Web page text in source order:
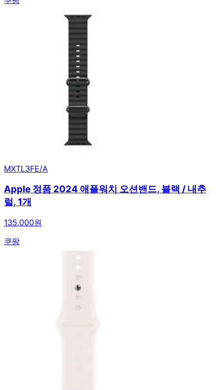
MXTL3FE/A
Apple 정품 2024 애플워치 오션밴드, 블랙 / 내추
럴, 1개
135,000원
쿠팡